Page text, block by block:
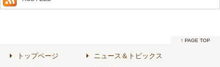
↑ PAGE TOP
トップページ ニュース＆トピックス